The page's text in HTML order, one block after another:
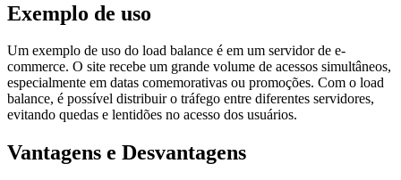
Exemplo de uso
Um exemplo de uso do load balance é em um servidor de e-
commerce. O site recebe um grande volume de acessos simultâneos,
especialmente em datas comemorativas ou promoções. Com o load
balance, é possível distribuir o tráfego entre diferentes servidores,
evitando quedas e lentidões no acesso dos usuários.
Vantagens e Desvantagens